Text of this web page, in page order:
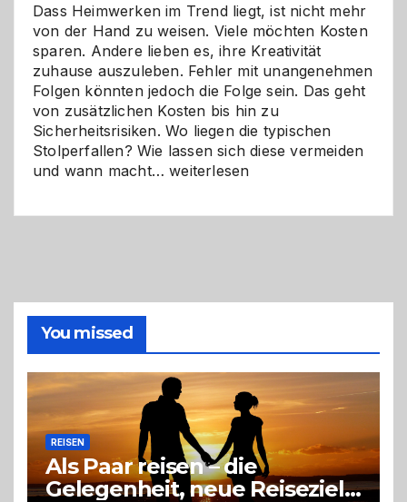
Dass Heimwerken im Trend liegt, ist nicht mehr
von der Hand zu weisen. Viele möchten Kosten
sparen. Andere lieben es, ihre Kreativität
zuhause auszuleben. Fehler mit unangenehmen
Folgen könnten jedoch die Folge sein. Das geht
von zusätzlichen Kosten bis hin zu
Sicherheitsrisiken. Wo liegen die typischen
Stolperfallen? Wie lassen sich diese vermeiden
und wann macht…Selber
richtige
Entscheidung
weiterlesen
You missed
REISEN
Als Paar reisen – die
Gelegenheit, neue Reiseziele